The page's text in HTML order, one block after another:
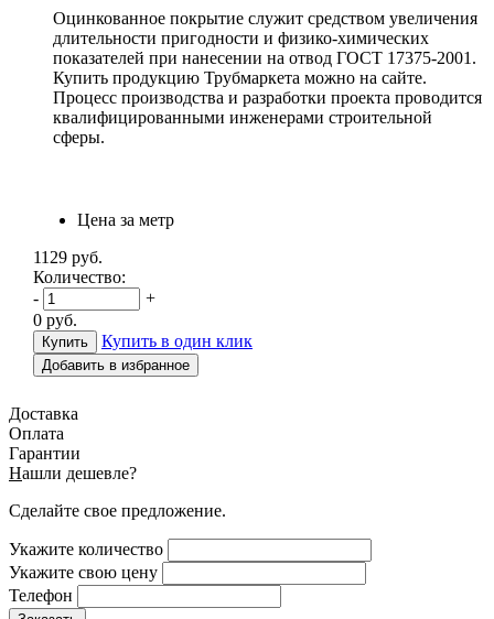
Оцинкованное покрытие служит средством увеличения
длительности пригодности и физико-химических
показателей при нанесении на отвод ГОСТ 17375-2001.
Купить продукцию Трубмаркета можно на сайте.
Процесс производства и разработки проекта проводится
квалифицированными инженерами строительной
сферы.
Цена за метр
1129 руб.
Количество:
-
+
0 руб.
Купить в один клик
Добавить в избранное
Доставка
Оплата
Гарантии
Нашли дешевле?
Сделайте свое предложение.
Укажите количество
Укажите свою цену
Телефон